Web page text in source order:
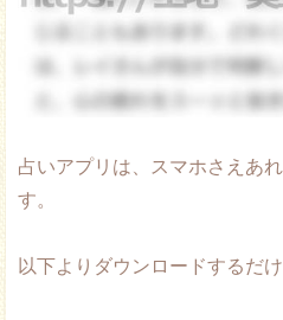
占いアプリは、スマホさえあ
す。
以下よりダウンロードするだけ